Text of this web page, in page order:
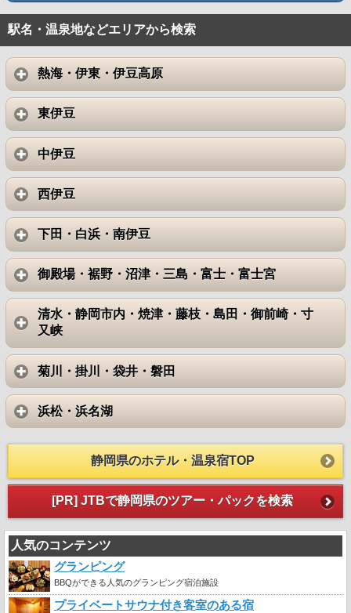
駅名・温泉地などエリアから検索
熱海・伊東・伊豆高原
東伊豆
中伊豆
西伊豆
下田・白浜・南伊豆
御殿場・裾野・沼津・三島・富士・富士宮
清水・静岡市内・焼津・藤枝・島田・御前崎・寸
又峡
菊川・掛川・袋井・磐田
浜松・浜名湖
静岡県のホテル・温泉宿TOP
[PR] JTBで静岡県のツアー・パックを検索
人気のコンテンツ
グランピング
BBQができる人気のグランピング宿泊施設
プライベートサウナ付き客室のある宿